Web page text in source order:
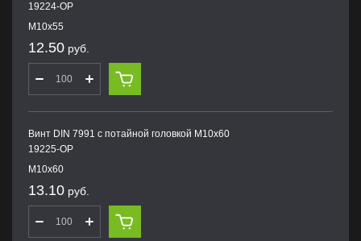
19224-OP
M10х55
12.50 руб.
Винт DIN 7991 с потайной головкой M10х60
19225-OP
M10х60
13.10 руб.